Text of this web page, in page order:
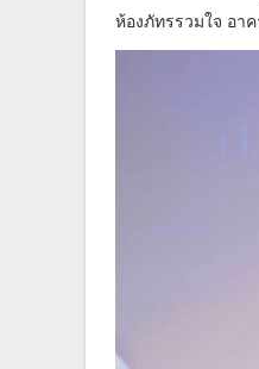
ห้องภัทรรวมใจ อา